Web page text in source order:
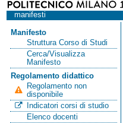
manifesti
Manifesto
Struttura Corso di Studi
Cerca/Visualizza
Manifesto
Regolamento didattico
Regolamento non
disponibile
Indicatori corsi di studio
Elenco docenti